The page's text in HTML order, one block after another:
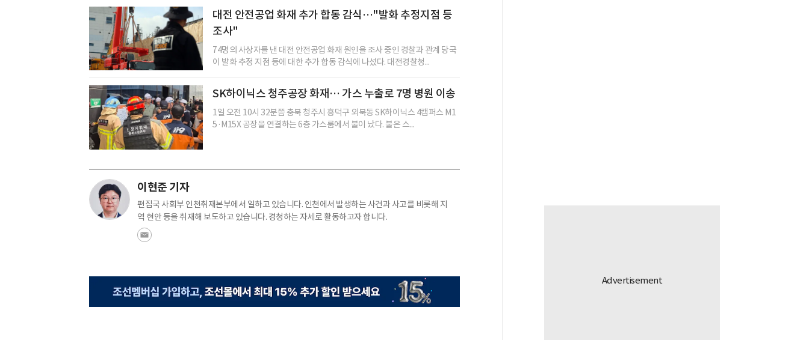
대전 안전공업 화재 추가 합동 감식…"발화 추정지점 등
조사"
74명의 사상자를 낸 대전 안전공업 화재 원인을 조사 중인 경찰과 관계 당국
이 발화 추정 지점 등에 대한 추가 합동 감식에 나섰다. 대전경찰청...
SK하이닉스 청주공장 화재… 가스 누출로 7명 병원 이송
1일 오전 10시 32분쯤 충북 청주시 흥덕구 외북동 SK하이닉스 4캠퍼스 M1
5·M15X 공장을 연결하는 6층 가스룸에서 불이 났다. 불은 스...
이현준 기자
편집국 사회부 인천취재본부에서 일하고 있습니다. 인천에서 발생하는 사건과 사고를 비롯해 지
역 현안 등을 취재해 보도하고 있습니다. 경청하는 자세로 활동하고자 합니다.